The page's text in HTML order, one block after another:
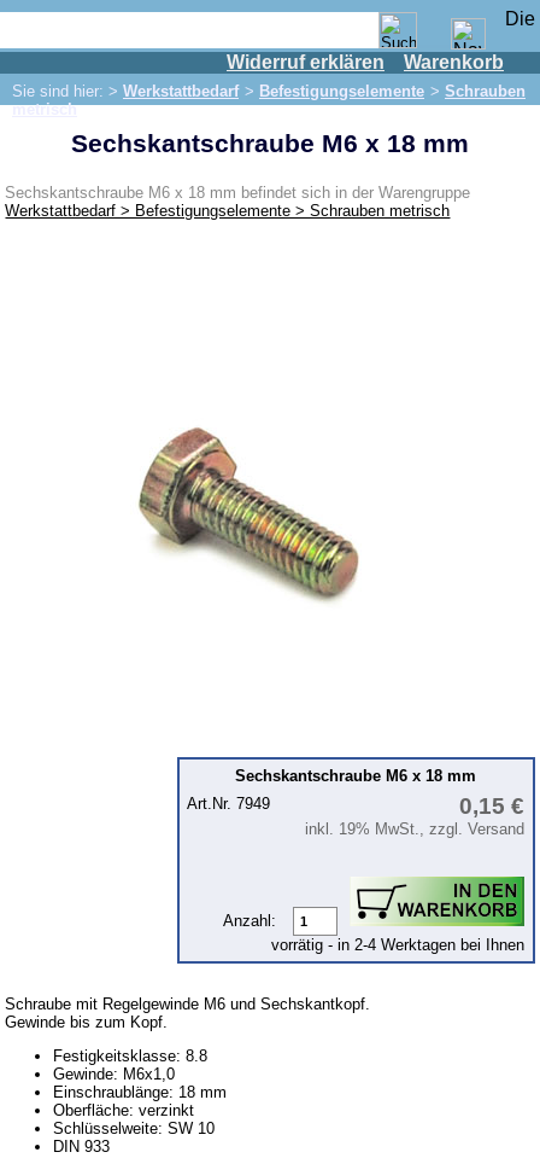
Widerruf erklären Warenkorb
Sie sind hier: > Werkstattbedarf > Befestigungselemente > Schrauben
metrisch
IFA Motor
IFA-Fahrzeuge
Trabant 1.1
Sonderanfertigungen
Glühlampen
KFZ-Leitungen & Zubehör
Schrauben metrisch
Schrauben metrisch fein
Feder-, Well- und Zahnscheiben
Tanksanierung
Arbeitsschutz
Farben und Lacke
Zubehör
Sechskantschraube M6 x 18 mm
Sechskantschraube M6 x 18 mm befindet sich in der Warengruppe
Werkstattbedarf > Befestigungselemente > Schrauben metrisch
Sechskantschraube M6 x 18 mm
Art.Nr. 7949
0,15 €
inkl. 19% MwSt., zzgl. Versand
Anzahl:
vorrätig - in 2-4 Werktagen bei Ihnen
Schraube mit Regelgewinde M6 und Sechskantkopf.
Gewinde bis zum Kopf.
Festigkeitsklasse: 8.8
Gewinde: M6x1,0
Einschraublänge: 18 mm
Oberfläche: verzinkt
Schlüsselweite: SW 10
DIN 933